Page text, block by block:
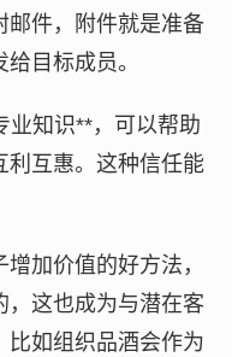
邮件，附件就是准备
目标成员。
业知识**，可以帮助
利互惠。这种信任能
加价值的好方法，
，这也成为与潜在客
比如组织品酒会作为